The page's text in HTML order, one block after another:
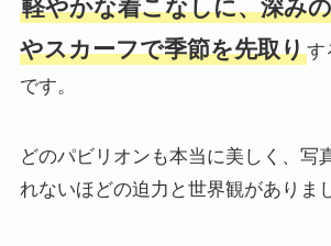
今回の万博コーデは、残暑に対応し
を意識したスタイリング。
軽やかな着こなしに、深みの
です。